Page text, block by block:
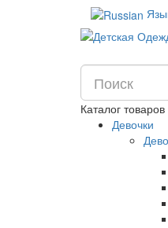
Каталог товаров
Девочки